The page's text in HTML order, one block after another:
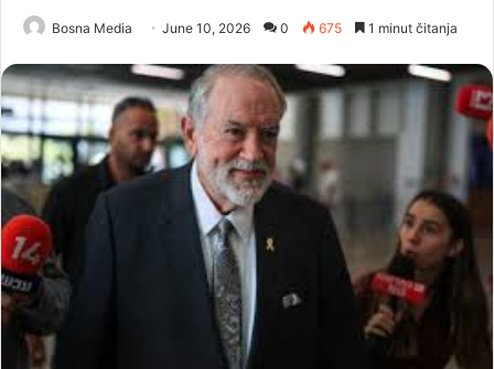
Bosna Media June 10, 2026 0 675 1 minut čitanja